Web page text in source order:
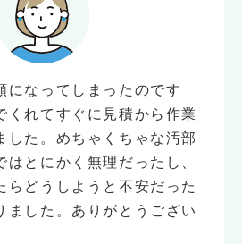
になってしまったのです
くれてすぐに見積から作業
した。めちゃくちゃな汚部
はとにかく無理だったし、
らどうしようと不安だった
ました。ありがとうござい